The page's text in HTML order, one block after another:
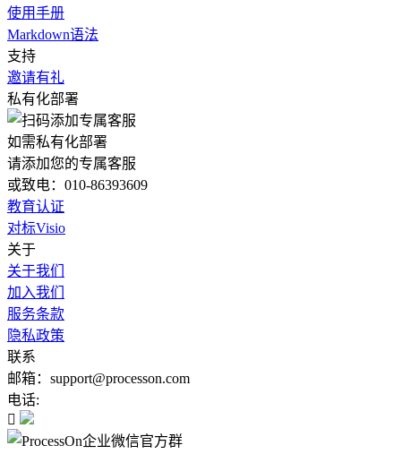
使用手册
Markdown语法
支持
邀请有礼
私有化部署
如需私有化部署
请添加您的专属客服
或致电：010-86393609
教育认证
对标Visio
关于
关于我们
加入我们
服务条款
隐私政策
联系
邮箱：support@processon.com
电话:
